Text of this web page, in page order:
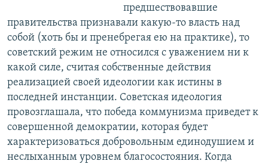
предшествовавшие
правительства признавали какую-то власть над
собой (хоть бы и пренебрегая ею на практике), то
советский режим не относился с уважением ни к
какой силе, считая собственные действия
реализацией своей идеологии как истины в
последней инстанции. Советская идеология
провозглашала, что победа коммунизма приведет к
совершенной демократии, которая будет
характеризоваться добровольным единодушием и
неслыханным уровнем благосостояния. Когда